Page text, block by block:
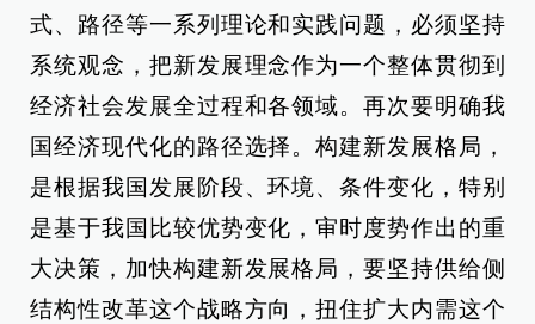
式、路径等一系列理论和实践问题，必须坚持
系统观念，把新发展理念作为一个整体贯彻到
经济社会发展全过程和各领域。再次要明确我
国经济现代化的路径选择。构建新发展格局，
是根据我国发展阶段、环境、条件变化，特别
是基于我国比较优势变化，审时度势作出的重
大决策，加快构建新发展格局，要坚持供给侧
结构性改革这个战略方向，扭住扩大内需这个